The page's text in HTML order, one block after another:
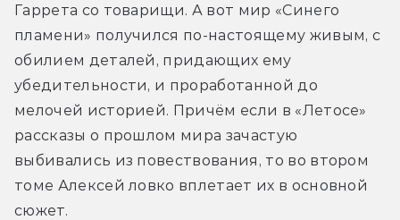
Гаррета со товарищи. А вот мир «Синего
пламени» получился по-настоящему живым, с
обилием деталей, придающих ему
убедительности, и проработанной до
мелочей историей. Причём если в «Летосе»
рассказы о прошлом мира зачастую
выбивались из повествования, то во втором
томе Алексей ловко вплетает их в основной
сюжет.